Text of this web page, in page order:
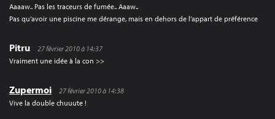
Aaaaw.. Pas les traceurs de fumée.. Aaaw..
Pas qu’avoir une piscine me dérange, mais en dehors de l’appart de préférence
Pitru
27 février 2010 à 14:37
Vraiment une idée à la con >>
Zupermoi
27 février 2010 à 14:38
Vive la double chuuute !